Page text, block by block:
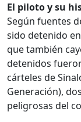
El piloto y su
Según fuentes
sido detenido
que también
detenidos
cárteles de
Generación),
peligrosas del